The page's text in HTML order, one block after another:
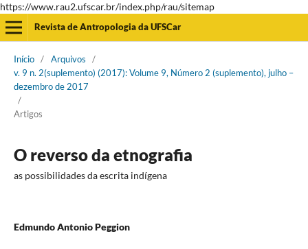
https://www.rau2.ufscar.br/index.php/rau/sitemap
Revista de Antropologia da UFSCar
Início / Arquivos
/
v. 9 n. 2(suplemento) (2017): Volume 9, Número 2 (suplemento), julho –
dezembro de 2017
/
Artigos
O reverso da etnografia
as possibilidades da escrita indígena
Edmundo Antonio Peggion